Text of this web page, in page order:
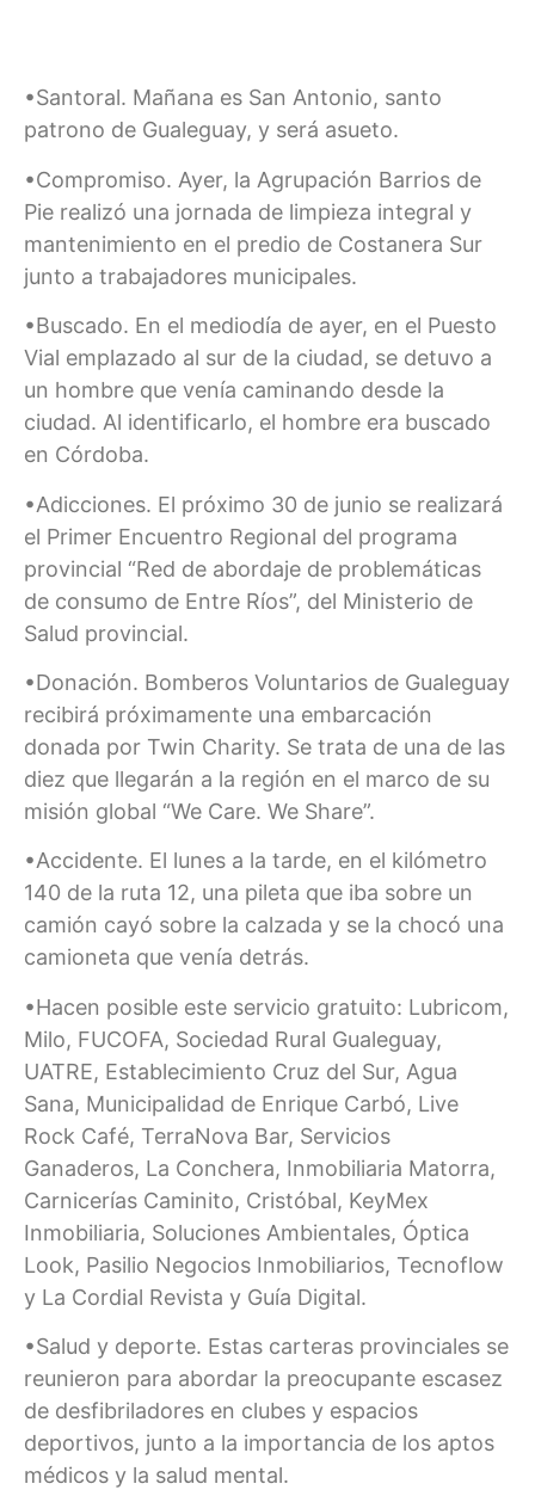
•Santoral. Mañana es San Antonio, santo
patrono de Gualeguay, y será asueto.
•Compromiso. Ayer, la Agrupación Barrios de
Pie realizó una jornada de limpieza integral y
mantenimiento en el predio de Costanera Sur
junto a trabajadores municipales.
•Buscado. En el mediodía de ayer, en el Puesto
Vial emplazado al sur de la ciudad, se detuvo a
un hombre que venía caminando desde la
ciudad. Al identificarlo, el hombre era buscado
en Córdoba.
•Adicciones. El próximo 30 de junio se realizará
el Primer Encuentro Regional del programa
provincial “Red de abordaje de problemáticas
de consumo de Entre Ríos”, del Ministerio de
Salud provincial.
•Donación. Bomberos Voluntarios de Gualeguay
recibirá próximamente una embarcación
donada por Twin Charity. Se trata de una de las
diez que llegarán a la región en el marco de su
misión global “We Care. We Share”.
•Accidente. El lunes a la tarde, en el kilómetro
140 de la ruta 12, una pileta que iba sobre un
camión cayó sobre la calzada y se la chocó una
camioneta que venía detrás.
•Hacen posible este servicio gratuito: Lubricom,
Milo, FUCOFA, Sociedad Rural Gualeguay,
UATRE, Establecimiento Cruz del Sur, Agua
Sana, Municipalidad de Enrique Carbó, Live
Rock Café, TerraNova Bar, Servicios
Ganaderos, La Conchera, Inmobiliaria Matorra,
Carnicerías Caminito, Cristóbal, KeyMex
Inmobiliaria, Soluciones Ambientales, Óptica
Look, Pasilio Negocios Inmobiliarios, Tecnoflow
y La Cordial Revista y Guía Digital.
•Salud y deporte. Estas carteras provinciales se
reunieron para abordar la preocupante escasez
de desfibriladores en clubes y espacios
deportivos, junto a la importancia de los aptos
médicos y la salud mental.